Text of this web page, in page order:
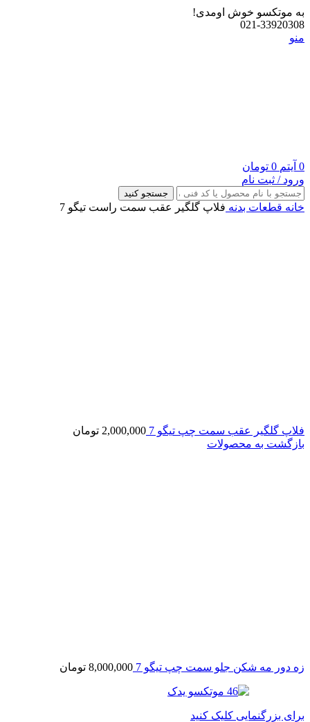
به موتکسو خوش اومدی!
021-33920308
منو
0 آیتم 0 تومان
ورود / ثبت نام
جستجو کنید
خانه قطعات بدنه فلاپ گلگیر عقب سمت راست تیگو 7
فلاپ گلگیر عقب سمت چپ تیگو 7 2,000,000 تومان
بازگشت به محصولات
زه دور مه شکن جلو سمت چپ تیگو 7 8,000,000 تومان
برای بزرگنمایی کلیک کنید